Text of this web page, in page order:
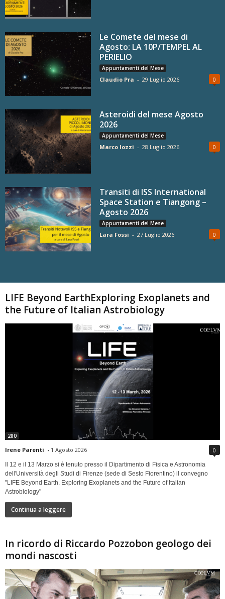
Le Comete del mese di
Agosto: LA 10P/TEMPEL AL
PERIELIO
Appuntamenti del Mese
Claudio Pra - 29 Luglio 2026 0
Asteroidi del mese Agosto
2026
Appuntamenti del Mese
Marco Iozzi - 28 Luglio 2026 0
Transiti di ISS International
Space Station e Tiangong –
Agosto 2026
Appuntamenti del Mese
Lara Fossi - 27 Luglio 2026 0
LIFE Beyond EarthExploring Exoplanets and
the Future of Italian Astrobiology
280
Irene Parenti - 1 Agosto 2026 0
Il 12 e il 13 Marzo si è tenuto presso il Dipartimento di Fisica e Astronomia
dell'Università degli Studi di Firenze (sede di Sesto Fiorentino) il convegno
"LIFE Beyond Earth. Exploring Exoplanets and the Future of Italian
Astrobiology"
Continua a leggere
In ricordo di Riccardo Pozzobon geologo dei
mondi nascosti